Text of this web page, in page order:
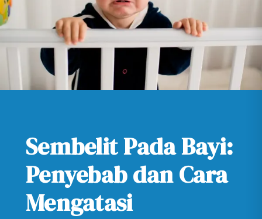
Sembelit Pada Bayi:
Penyebab dan Cara
Mengatasi